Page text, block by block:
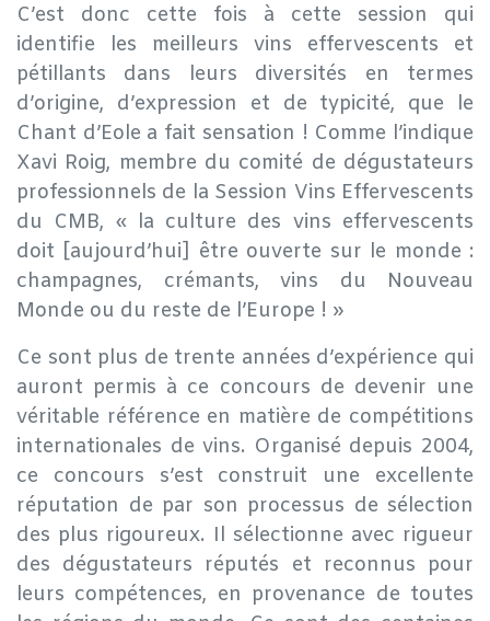
C’est donc cette fois à cette session qui
identifie les meilleurs vins effervescents et
pétillants dans leurs diversités en termes
d’origine, d’expression et de typicité, que le
Chant d’Eole a fait sensation ! Comme l’indique
Xavi Roig, membre du comité de dégustateurs
professionnels de la Session Vins Effervescents
du CMB, « la culture des vins effervescents
doit [aujourd’hui] être ouverte sur le monde :
champagnes, crémants, vins du Nouveau
Monde ou du reste de l’Europe ! »
Ce sont plus de trente années d’expérience qui
auront permis à ce concours de devenir une
véritable référence en matière de compétitions
internationales de vins. Organisé depuis 2004,
ce concours s’est construit une excellente
réputation de par son processus de sélection
des plus rigoureux. Il sélectionne avec rigueur
des dégustateurs réputés et reconnus pour
leurs compétences, en provenance de toutes